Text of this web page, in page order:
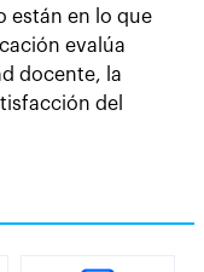
están en lo que
evalúa
docente, la
del